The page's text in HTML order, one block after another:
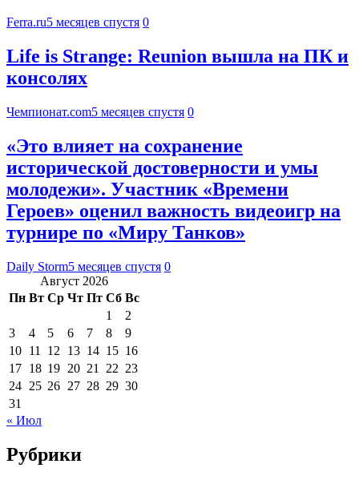
Ferra.ru5 месяцев спустя 0
Life is Strange: Reunion вышла на ПК и
консолях
Чемпионат.com5 месяцев спустя 0
«Это влияет на сохранение
исторической достоверности и умы
молодежи». Участник «Времени
Героев» оценил важность видеоигр на
турнире по «Миру Танков»
Daily Storm5 месяцев спустя 0
Август 2026
Пн Вт Ср Чт Пт Сб Вс
1
2
3
4 5 6 7 8
9
10 11 12 13 14 15 16
17 18 19 20 21 22 23
24 25 26 27 28 29 30
31
« Июл
Рубрики